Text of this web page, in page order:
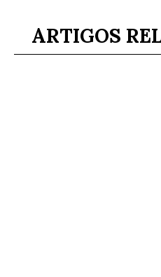
ARTIGOS